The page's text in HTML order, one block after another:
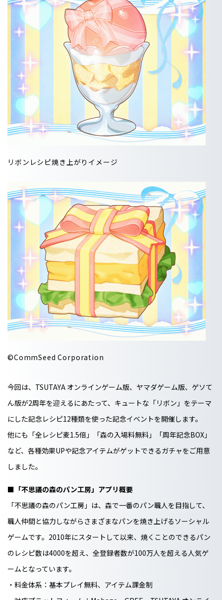
リボンレシピ焼き上がりイメージ
©CommSeed Corporation
今回は、TSUTAYA オンラインゲーム版、ヤマダゲーム版、ゲソて
ん版が2周年を迎えるにあたって、キュートな「リボン」をテーマ
にした記念レシピ12種類を使った記念イベントを開催します。
他にも「全レシピ麦1.5倍」「森の入場料無料」「周年記念BOX」
など、各種効果UPや記念アイテムがゲットできるガチャをご用意
しました。
■「不思議の森のパン工房」アプリ概要
「不思議の森のパン工房」は、森で一番のパン職人を目指して、
職人仲間と協力しながらさまざまなパンを焼き上げるソーシャル
ゲームです。2010年にスタートして以来、焼くことのできるパン
のレシピ数は4000を超え、全登録者数が100万人を超える人気ゲ
ームとなっています。
・料金体系：基本プレイ無料、アイテム課金制